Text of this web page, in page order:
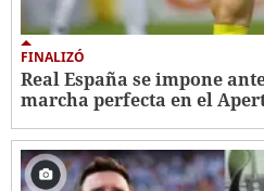
FINALIZÓ
Real España se impone
marcha perfecta en el